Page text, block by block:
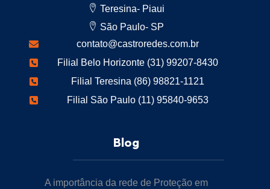
Teresina- Piaui
São Paulo- SP
contato@castroredes.com.br
Filial Belo Horizonte (31) 99207-8430
Filial Teresina (86) 98821-1121
Filial São Paulo (11) 95840-9653
Blog
A importância da rede de Proteção em